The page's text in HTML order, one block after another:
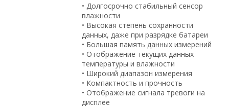
• Долгосрочно стабильный сенсор
влажности
• Высокая степень сохранности
данных, даже при разрядке батареи
• Большая память данных измерений
• Отображение текущих данных
температуры и влажности
• Широкий диапазон измерения
• Компактность и прочность
• Отображение сигнала тревоги на
дисплее